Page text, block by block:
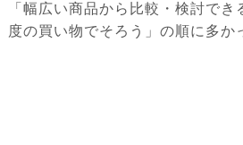
「幅広い商品から比較・検討で
度の買い物でそろう」の順に多か